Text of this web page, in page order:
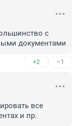
с
документами
+2 –1
все
и пр.